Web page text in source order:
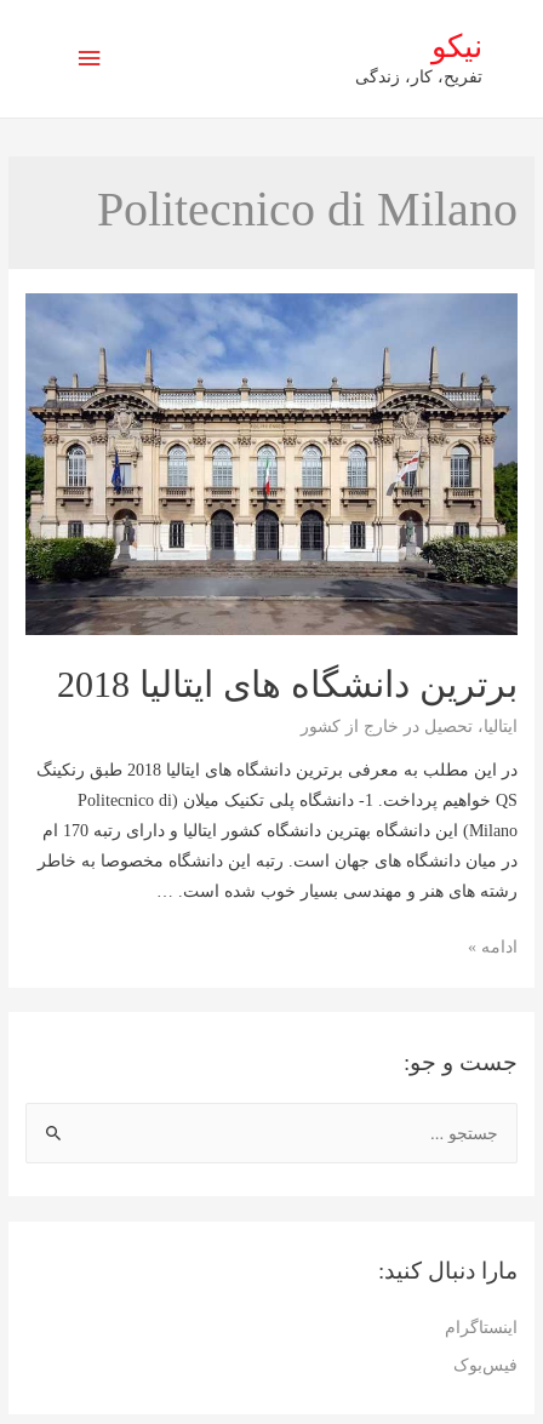
نیکو
تفریح، کار، زندگی
فهرست
جست و جو:
بمارا دنبال کنید:
اینستاگرام
فیس‌بوک
Politecnico di Milano
برترین دانشگاه های ایتالیا 2018
ایتالیا ،تحصیل در خارج از کشور
در این مطلب به معرفی برترین دانشگاه های ایتالیا 2018 طبق رنکینگ
QS خواهیم پرداخت. 1- دانشگاه پلی تکنیک میلان (Politecnico di
Milano) این دانشگاه بهترین دانشگاه کشور ایتالیا و دارای رتبه 170 ام
در میان دانشگاه های جهان است. رتبه این دانشگاه مخصوصا به خاطر
رشته های هنر و مهندسی بسیار خوب شده است. …
برترین
2018
ادامه »